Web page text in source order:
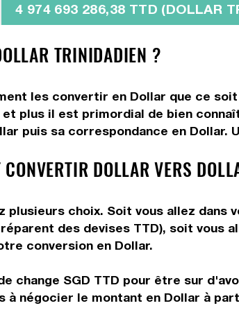
4 974 693 286,38 TTD (DOLLAR
TRINIDADIEN ?
les convertir en Dollar que ce
plus il est primordial de bien
puis sa correspondance en Dollar.
DOLLAR VERS
plusieurs choix. Soit vous allez dans
des devises TTD), soit vous
conversion en Dollar.
change SGD TTD pour être sur
négocier le montant en Dollar à